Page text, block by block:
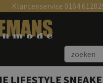
Klantenservice 0164
LIFESTYLE